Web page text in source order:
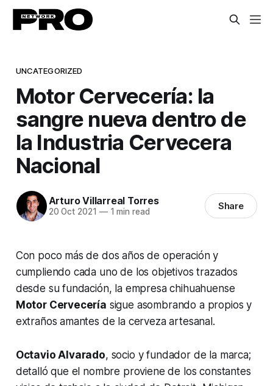
UNCATEGORIZED
Motor Cervecería: la
sangre nueva dentro de
la Industria Cervecera
Nacional
Arturo Villarreal Torres
20 Oct 2021 —1 min read Share
Con poco más de dos años de operación y
cumpliendo cada uno de los objetivos trazados
desde su fundación, la empresa chihuahuense
Motor Cervecería sigue asombrando a propios y
extraños amantes de la cerveza artesanal.
Octavio Alvarado, socio y fundador de la marca;
detalló que el nombre proviene de los constantes